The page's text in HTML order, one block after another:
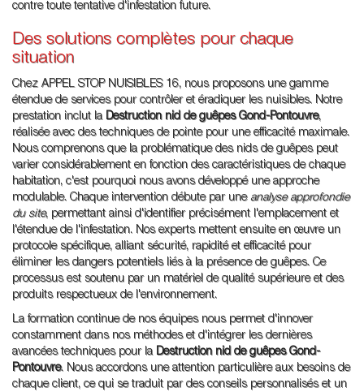
contre toute tentative d'infestation future.
Des solutions complètes pour chaque
situation
Chez APPEL STOP NUISIBLES 16, nous proposons une gamme
étendue de services pour contrôler et éradiquer les nuisibles. Notre
prestation inclut la Destruction nid de guêpes Gond-Pontouvre,
réalisée avec des techniques de pointe pour une efficacité maximale.
Nous comprenons que la problématique des nids de guêpes peut
varier considérablement en fonction des caractéristiques de chaque
habitation, c'est pourquoi nous avons développé une approche
modulable. Chaque intervention débute par une analyse approfondie
du site, permettant ainsi d'identifier précisément l'emplacement et
l'étendue de l'infestation. Nos experts mettent ensuite en œuvre un
protocole spécifique, alliant sécurité, rapidité et efficacité pour
éliminer les dangers potentiels liés à la présence de guêpes. Ce
processus est soutenu par un matériel de qualité supérieure et des
produits respectueux de l'environnement.
La formation continue de nos équipes nous permet d'innover
constamment dans nos méthodes et d'intégrer les dernières
avancées techniques pour la Destruction nid de guêpes Gond-
Pontouvre. Nous accordons une attention particulière aux besoins de
chaque client, ce qui se traduit par des conseils personnalisés et un